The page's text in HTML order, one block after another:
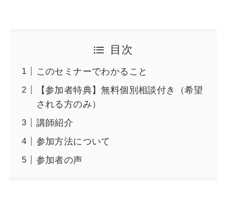
目次
このセミナーでわかること
【参加者特典】無料個別相談付き（希望
される方のみ）
講師紹介
参加方法について
参加者の声